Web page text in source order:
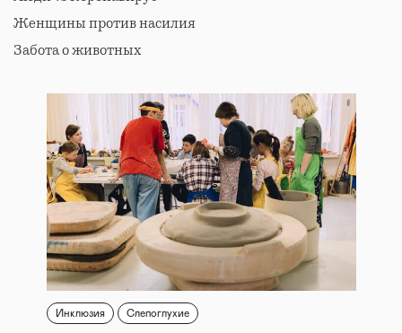
Женщины против насилия
Забота о животных
Инклюзия Слепоглухие